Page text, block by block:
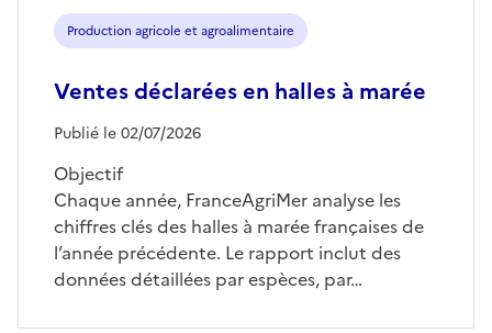
Production agricole et agroalimentaire
Ventes déclarées en halles à marée
Publié le 02/07/2026
Objectif
Chaque année, FranceAgriMer analyse les
chiffres clés des halles à marée françaises de
l’année précédente. Le rapport inclut des
données détaillées par espèces, par…